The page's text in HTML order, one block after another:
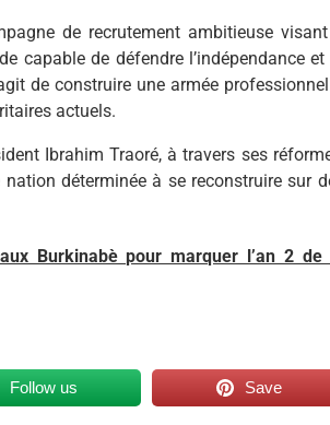
de recrutement ambitieuse
capable de défendre l’indépendance
de construire une armée
actuels.
Ibrahim Traoré, à travers ses
déterminée à se reconstruire sur
Burkinabè pour marquer l’an 2 de
Follow us Save